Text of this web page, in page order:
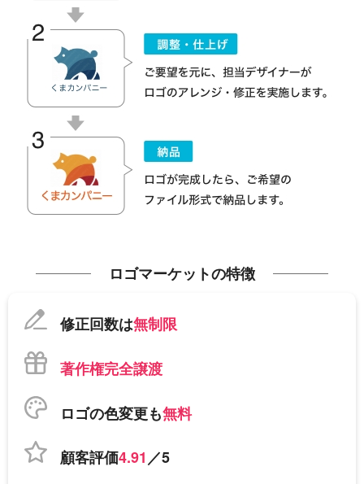
ロゴマーケットの特徴
修正回数は無制限
著作権完全譲渡
ロゴの色変更も無料
顧客評価4.91／5